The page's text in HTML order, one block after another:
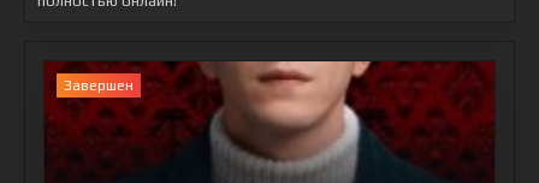
Завершен